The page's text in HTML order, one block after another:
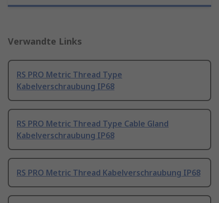
Verwandte Links
RS PRO Metric Thread Type
Kabelverschraubung IP68
RS PRO Metric Thread Type Cable Gland
Kabelverschraubung IP68
RS PRO Metric Thread Kabelverschraubung IP68